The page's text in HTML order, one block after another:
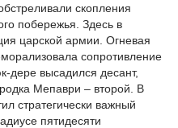
скопления
побережья. Здесь в
царской армии. Огневая
сопротивление
дере высадился десант,
Мепаври – второй. В
стратегически важный
пятидесяти